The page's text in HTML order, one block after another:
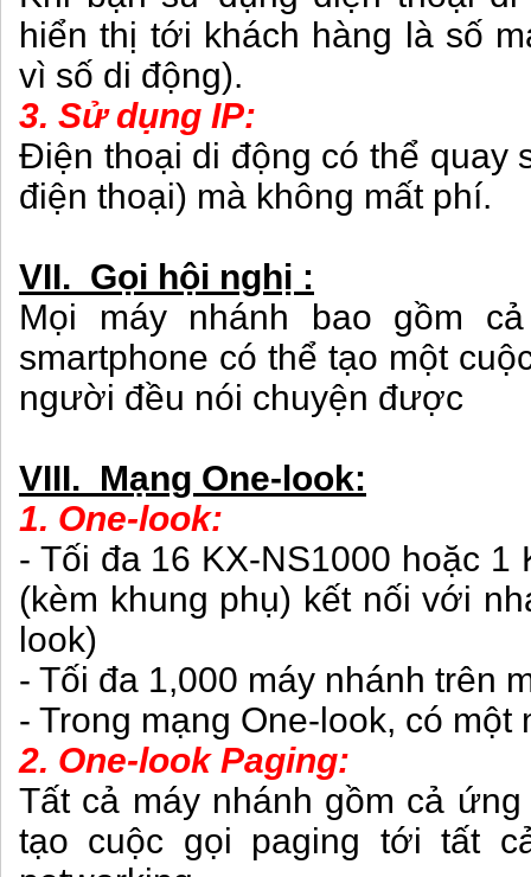
hiển thị tới khách hàng là số
vì số di động).
3. Sử dụng IP:
Điện thoại di động có thể quay
điện thoại) mà không mất phí.
VII. Gọi hội nghị :
Mọi máy nhánh bao gồm
smartphone có thể tạo một
người đều nói chuyện được
VIII. Mạng One-look:
1. One-look:
- Tối đa 16 KX-NS1000 hoặc
(kèm khung phụ) kết nối với
look)
- Tối đa 1,000 máy nhánh trên
- Trong mạng One-look, có một
2. One-look Paging:
Tất cả máy nhánh gồm cả
tạo cuộc gọi paging tới tất